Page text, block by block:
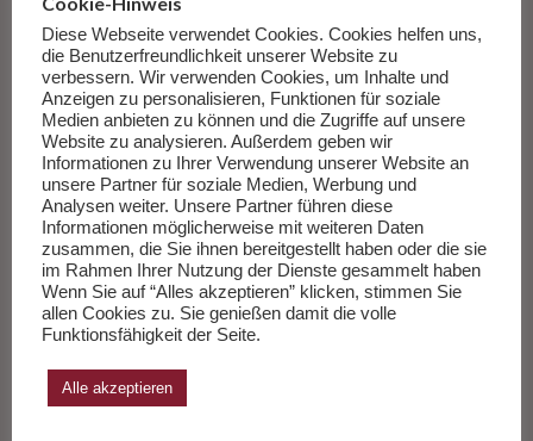
Dinoknochen, die mir am Weg begegnen und hoffe, Sie tun
dasselbe.
Schön, dass wir ein Stück Weges gemeinsam gegangen sind.
Wir hören uns bald wieder…!
Bei Verwendung des Textes bitte Quelle angeben bzw.
Diese Webseite verwendet Cookies. Cookies helfen uns,
die Benutzerfreundlichkeit unserer Website zu
verbessern. Wir verwenden Cookies, um Inhalte und
Anzeigen zu personalisieren, Funktionen für soziale
Medien anbieten zu können und die Zugriffe auf unsere
Website zu analysieren. Außerdem geben wir
Informationen zu Ihrer Verwendung unserer Website an
unsere Partner für soziale Medien, Werbung und
Analysen weiter. Unsere Partner führen diese
Informationen möglicherweise mit weiteren Daten
zusammen, die Sie ihnen bereitgestellt haben oder die sie
im Rahmen Ihrer Nutzung der Dienste gesammelt haben
Wenn Sie auf “Alles akzeptieren” klicken, stimmen Sie
allen Cookies zu. Sie genießen damit die volle
Funktionsfähigkeit der Seite.
Alle akzeptieren